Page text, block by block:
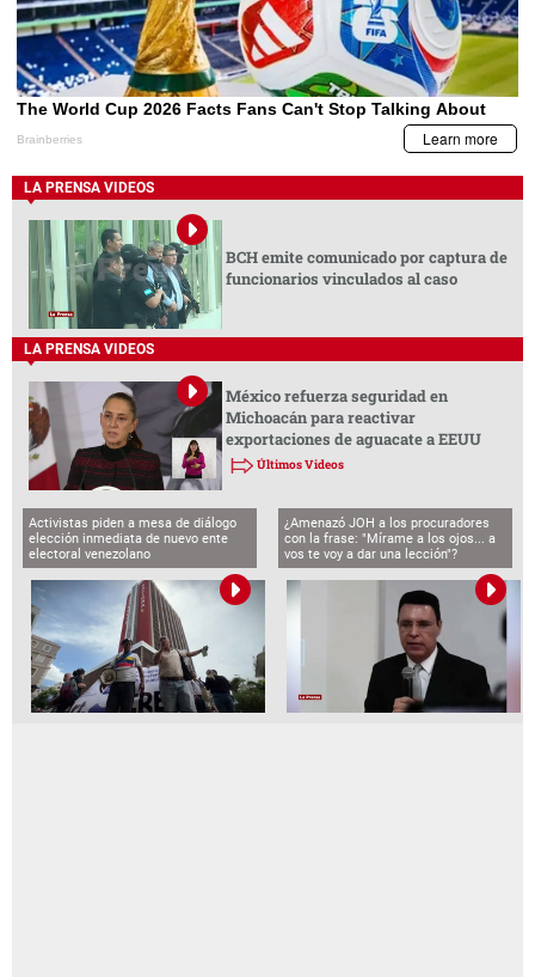
LA PRENSA VIDEOS
BCH emite comunicado por captura de
funcionarios vinculados al caso
LA PRENSA VIDEOS
México refuerza seguridad en
Michoacán para reactivar
exportaciones de aguacate a EEUU
Últimos Videos
Activistas piden a mesa de diálogo
elección inmediata de nuevo ente
electoral venezolano
¿Amenazó JOH a los procuradores
con la frase: "Mírame a los ojos... a
vos te voy a dar una lección"?